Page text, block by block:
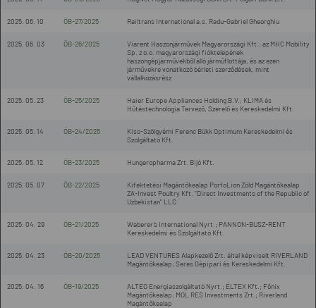
2025. 06. 10 ÖB-27/2025 Railtrans International a.s. Radu-Gabriel Gheorghiu
2025. 06. 03 ÖB-26/2025
Viarent Haszonjárművek Magyarországi Kft.; az MHC Mobility
Sp. z o.o. magyarországi fióktelepének
haszongépjárművekből álló járműflottája, és az ezen
járművekre vonatkozó bérleti szerződések, mint
vállalkozásrész
2025. 05. 23 ÖB-25/2025
Haier Europe Appliances Holding B.V.; KLIMA és
Hűtéstechnológia Tervező, Szerelő és Kereskedelmi Kft.
2025. 05. 14 ÖB-24/2025
Kiss-Szölgyémi Ferenc Bükk Optimum Kereskedelmi és
Szolgáltató Kft.
2025. 05. 12 ÖB-23/2025 Hungaropharma Zrt. Bijó Kft.
2025. 05. 07 ÖB-22/2025
Kifektetési Magántőkealap PorfoLion Zöld Magántőkealap
ZA-Invest Poultry Kft. "Direct Investments of the Republic of
Uzbekistan" LLC
2025. 04. 29 ÖB-21/2025
Waberer’s International Nyrt.; PANNON-BUSZ-RENT
Kereskedelmi és Szolgáltató Kft.
2025. 04. 23 ÖB-20/2025
LEAD VENTURES Alapkezelő Zrt. által képviselt RIVERLAND
Magántőkealap; Seres Gépipari és Kereskedelmi Kft.
2025. 04. 16 ÖB-19/2025
ALTEO Energiaszolgáltató Nyrt.; ÉLTEX Kft.; Főnix
Magántőkealap; MOL RES Investments Zrt.; Riverland
Magántőkealap